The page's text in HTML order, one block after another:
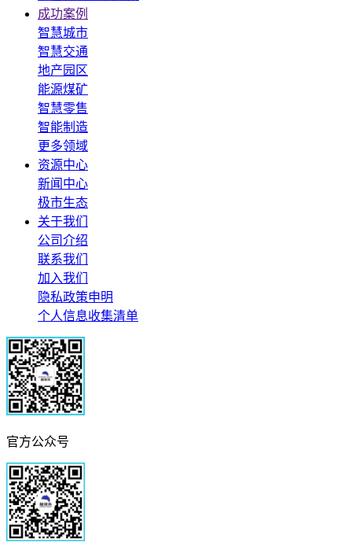
成功案例
智慧城市
智慧交通
地产园区
能源煤矿
智慧零售
智能制造
更多领域
资源中心
新闻中心
极市生态
关于我们
公司介绍
联系我们
加入我们
隐私政策申明
个人信息收集清单
官方公众号